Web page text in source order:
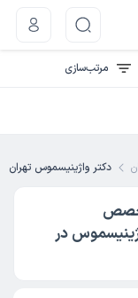
دکتر واژینیسموس تهران
در
مرتب‌سازی